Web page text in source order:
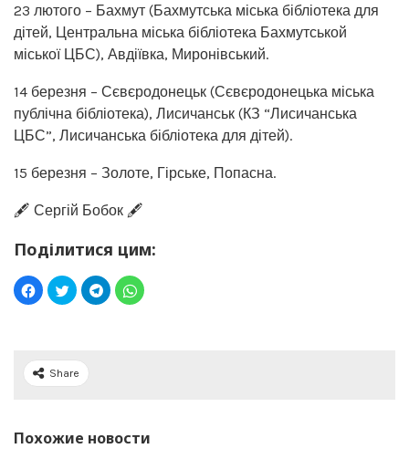
23 лютого – Бахмут (Бахмутська міська бібліотека для
дітей, Центральна міська бібліотека Бахмутськой
міської ЦБС), Авдіївка, Миронівський.
14 березня – Сєвєродонецьк (Сєвєродонецька міська
публічна бібліотека), Лисичанськ (КЗ “Лисичанська
ЦБС”, Лисичанська бібліотека для дітей).
15 березня – Золоте, Гірське, Попасна.
🖋️ Сергій Бобок 🖋️
Поділитися цим:
Share
Похожие новости